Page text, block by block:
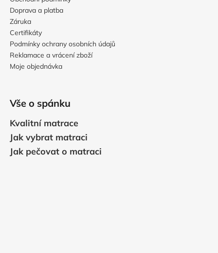
Doprava a platba
Záruka
Certifikáty
Podmínky ochrany osobních údajů
Reklamace a vrácení zboží
Moje objednávka
Vše o spánku
Kvalitní matrace
Jak vybrat matraci
Jak pečovat o matraci